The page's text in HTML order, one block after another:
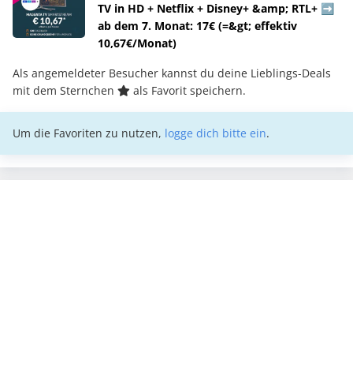
TV in HD + Netflix + Disney+ &amp; RTL+ ➡️
ab dem 7. Monat: 17€ (=&gt; effektiv
10,67€/Monat)
Als angemeldeter Besucher kannst du deine Lieblings-Deals
mit dem Sternchen
als Favorit speichern.
Um die Favoriten zu nutzen, logge dich bitte ein.